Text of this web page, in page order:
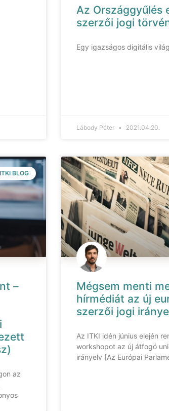
Az Országgyűlés
szerzői jogi
Egy igazságos digitális
Lábody Péter 2021.04.20.
ITKI BLOG
–
az
Mégsem menti
hírmédiát az új
szerzői jogi
Az ITKI idén június elején
workshopot az új átfogó
irányelv [Az Európai